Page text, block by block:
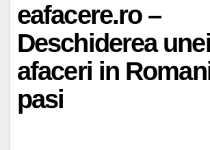
eafacere.ro –
Deschiderea unei
afaceri in
pasi